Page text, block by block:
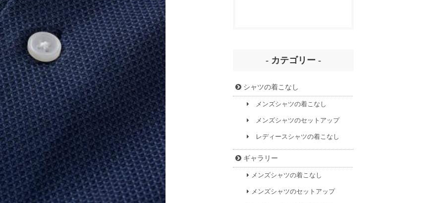
- カテゴリー -
シャツの着こなし
メンズシャツの着こなし
メンズシャツのセットアップ
レディースシャツの着こなし
ギャラリー
メンズシャツの着こなし
メンズシャツのセットアップ